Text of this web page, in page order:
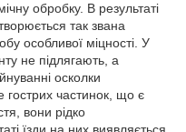
обробку. В результаті
так звана
особливої міцності. У
не підлягають, а
осколки
гострих частинок, що є
вони рідко